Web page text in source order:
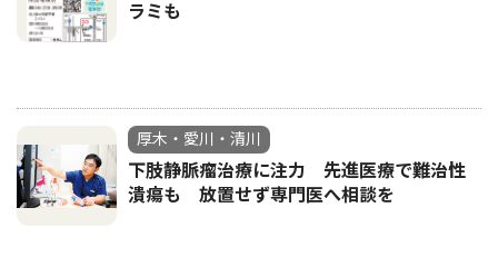
ラミも
厚木・愛川・清川
下肢静脈瘤治療に注力 先進医療で難治性
潰瘍も 放置せず専門医へ相談を